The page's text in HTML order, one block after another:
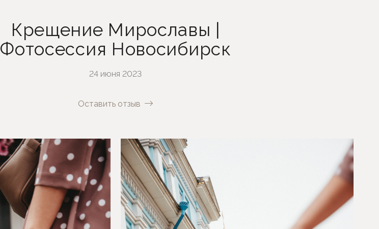
Крещение Мирославы |
Фотосессия Новосибирск
24 июня 2023
Оставить отзыв